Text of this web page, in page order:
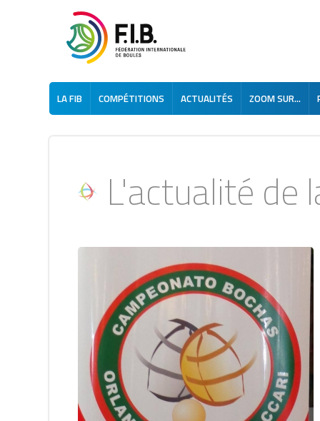
LA FIB COMPÉTITIONS ACTUALITÉS ZOOM SUR...
L'actualité de